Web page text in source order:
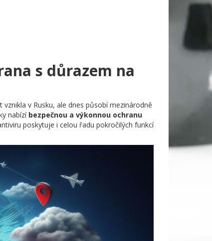
s důrazem na
vznikla v Rusku, ale dnes působí mezinárodně
nabízí bezpečnou a výkonnou ochranu
poskytuje i celou řadu pokročilých funkcí